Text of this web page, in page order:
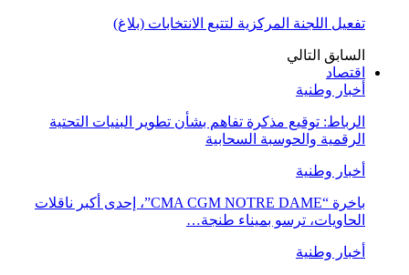
تفعيل اللجنة المركزية لتتبع الانتخابات (بلاغ)
السابق التالي
اقتصاد
أخبار وطنية
الرباط: توقيع مذكرة تفاهم بشأن تطوير البنيات التحتية
الرقمية والحوسبة السحابية
أخبار وطنية
باخرة “CMA CGM NOTRE DAME”، إحدى أكبر ناقلات
الحاويات، ترسو بميناء طنجة…
أخبار وطنية